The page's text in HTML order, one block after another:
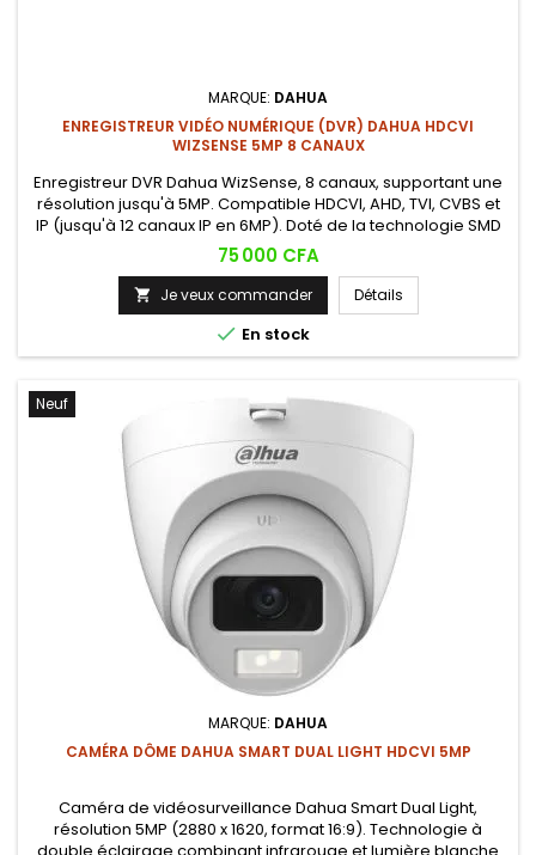
MARQUE: DAHUA
ENREGISTREUR VIDÉO NUMÉRIQUE (DVR) DAHUA HDCVI
WIZSENSE 5MP 8 CANAUX
Enregistreur DVR Dahua WizSense, 8 canaux, supportant une
résolution jusqu'à 5MP. Compatible HDCVI, AHD, TVI, CVBS et
IP (jusqu'à 12 canaux IP en 6MP). Doté de la technologie SMD
Plus qui distingue intelligemment humains et véhicules pour
réduire les fausses alertes, et de la compression AI-
Coding/H.265+ pour optimiser le stockage.
Prix
75 000 CFA
 Je veux commander Détails
 En stock
Neuf
MARQUE: DAHUA
CAMÉRA DÔME DAHUA SMART DUAL LIGHT HDCVI 5MP
Caméra de vidéosurveillance Dahua Smart Dual Light,
résolution 5MP (2880 x 1620, format 16:9). Technologie à